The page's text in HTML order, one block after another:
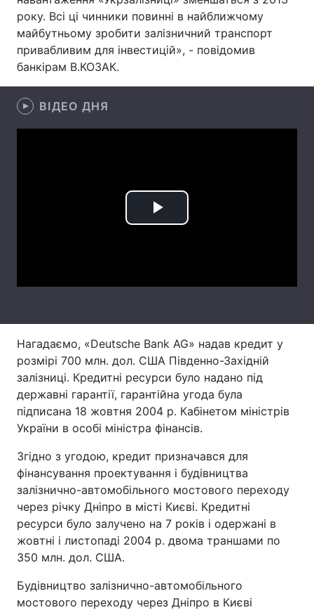
Здоров'я Туризм
Цікавинки Погода
Лонгріди
Вакансії
Тема оформлення
року. Всі ці чинники повинні в найближчому
майбутньому зробити залізничний транспорт
привабливим для інвестицій», - повідомив
банкірам В.КОЗАК.
ВІДЕО ДНЯ
Play
Нагадаємо, «Deutsche Bank AG» надав кредит у
розмірі 700 млн. дол. США Південно-Західній
залізниці. Кредитні ресурси було надано під
державні гарантії, гарантійна угода була
підписана 18 жовтня 2004 р. Кабінетом міністрів
України в особі міністра фінансів.
Згідно з угодою, кредит призначався для
фінансування проектування і будівництва
залізнично-автомобільного мостового переходу
через річку Дніпро в місті Києві. Кредитні
ресурси було залучено на 7 років і одержані в
жовтні і листопаді 2004 р. двома траншами по
350 млн. дол. США.
Будівництво залізнично-автомобільного
мостового переходу через Дніпро в Києві